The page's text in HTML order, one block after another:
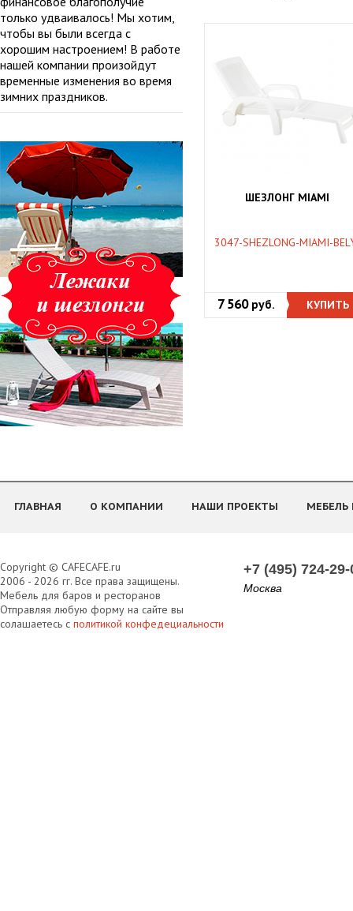
только удваивалось! Мы хотим,
чтобы вы были всегда с
хорошим настроением! В работе
нашей компании произойдут
временные изменения во время
зимних праздников.
ШЕЗЛОНГ MIAMI
3047-SHEZLONG-MIAMI-
7 560 руб. КУПИТЬ
ГЛАВНАЯ О КОМПАНИИ НАШИ ПРОЕКТЫ
Copyright © CAFECAFE.ru
2006 - 2026 гг. Все права защищены.
Мебель для баров и ресторанов
Отправляя любую форму на сайте вы
солашаетесь с политикой конфедециальности
+7 (495) 724-29-
Москва